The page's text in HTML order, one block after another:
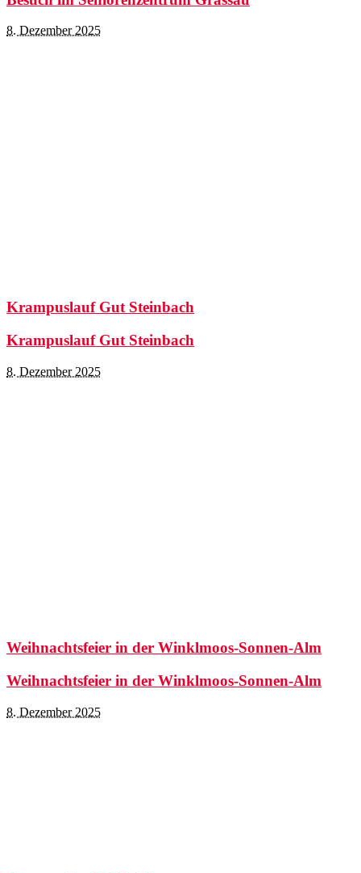
8. Dezember 2025
Krampuslauf Gut Steinbach
Krampuslauf Gut Steinbach
8. Dezember 2025
Weihnachtsfeier in der Winklmoos-Sonnen-Alm
Weihnachtsfeier in der Winklmoos-Sonnen-Alm
8. Dezember 2025